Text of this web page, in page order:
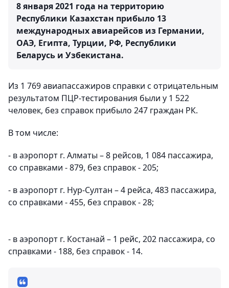
8 января 2021 года на территорию
Республики Казахстан прибыло 13
международных авиарейсов из Германии,
ОАЭ, Египта, Турции, РФ, Республики
Беларусь и Узбекистана.
Из 1 769 авиапассажиров справки с отрицательным
результатом ПЦР-тестирования были у 1 522
человек, без справок прибыло 247 граждан РК.
В том числе:
- в аэропорт г. Алматы – 8 рейсов, 1 084 пассажира,
со справками - 879, без справок - 205;
- в аэропорт г. Нур-Султан – 4 рейса, 483 пассажира,
со справками - 455, без справок - 28;
- в аэропорт г. Костанай – 1 рейс, 202 пассажира, со
справками - 188, без справок - 14.